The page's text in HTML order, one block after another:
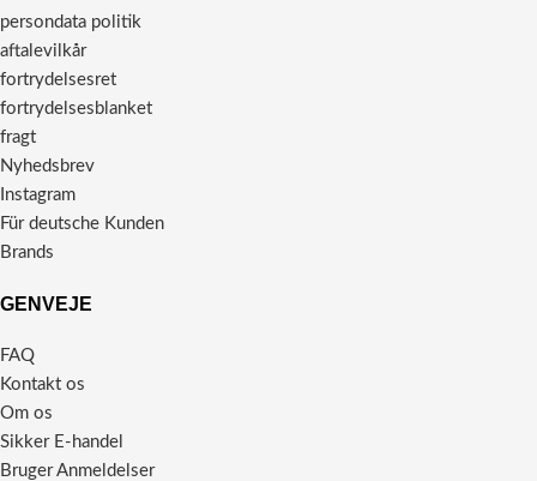
persondata politik
aftalevilkår
fortrydelsesret
fortrydelsesblanket
fragt
Nyhedsbrev
Instagram
Für deutsche Kunden
Brands
GENVEJE
FAQ
Kontakt os
Om os
Sikker E-handel
Bruger Anmeldelser